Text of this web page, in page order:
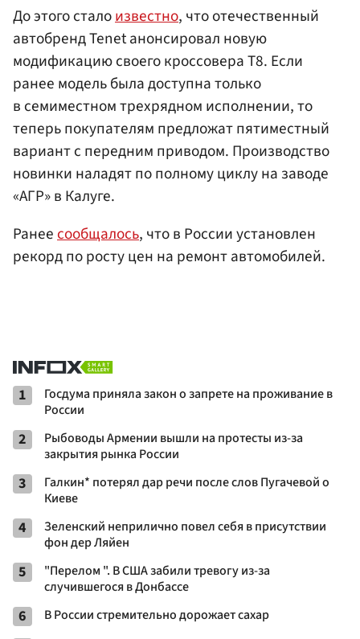
До этого сталоизвестно, что отечественный
автобренд Tenet анонсировал новую
модификацию своего кроссовера T8. Если
ранее модель была доступна только
в семиместном трехрядном исполнении, то
теперь покупателям предложат пятиместный
вариант с передним приводом. Производство
новинки наладят по полному циклу на заводе
«АГР» в Калуге.
Ранеесообщалось, что в России установлен
рекорд по росту цен на ремонт автомобилей.
1
Госдума приняла закон о запрете на проживание в
России
2
Рыбоводы Армении вышли на протесты из-за
закрытия рынка России
3
Галкин* потерял дар речи после слов Пугачевой о
Киеве
4
Зеленский неприлично повел cебя в присутствии
фон дер Ляйен
5
"Перелом ". В США забили тревогу из-за
случившегося в Донбассе
6 В России стремительно дорожает сахар